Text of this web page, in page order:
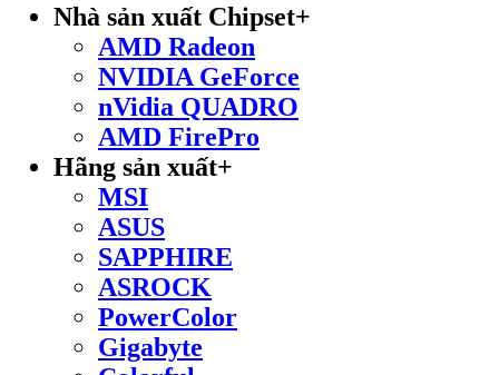
Nhà sản xuất Chipset+
AMD Radeon
NVIDIA GeForce
nVidia QUADRO
AMD FirePro
Hãng sản xuất+
MSI
ASUS
SAPPHIRE
ASROCK
PowerColor
Gigabyte